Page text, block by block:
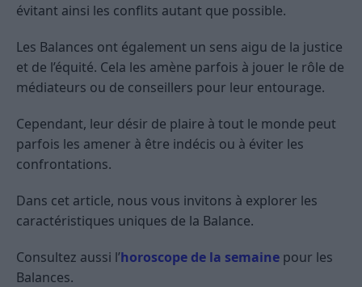
évitant ainsi les conflits autant que possible.
Les Balances ont également un sens aigu de la justice
et de l’équité. Cela les amène parfois à jouer le rôle de
médiateurs ou de conseillers pour leur entourage.
Cependant, leur désir de plaire à tout le monde peut
parfois les amener à être indécis ou à éviter les
confrontations.
Dans cet article, nous vous invitons à explorer les
caractéristiques uniques de la Balance.
Consultez aussi l’horoscope de la semaine pour les
Balances.